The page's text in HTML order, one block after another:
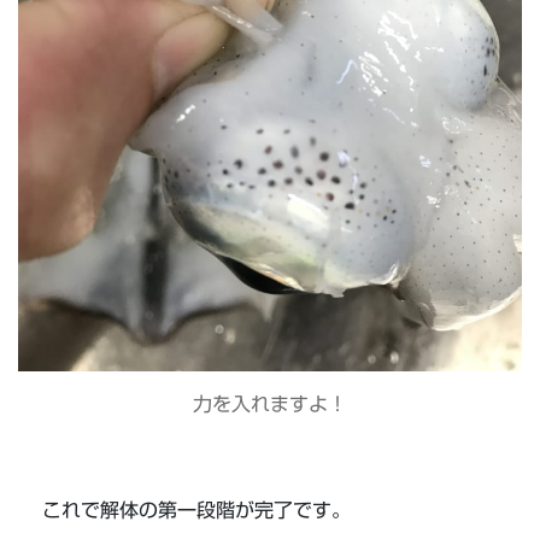
力を入れますよ！
これで解体の第一段階が完了です。